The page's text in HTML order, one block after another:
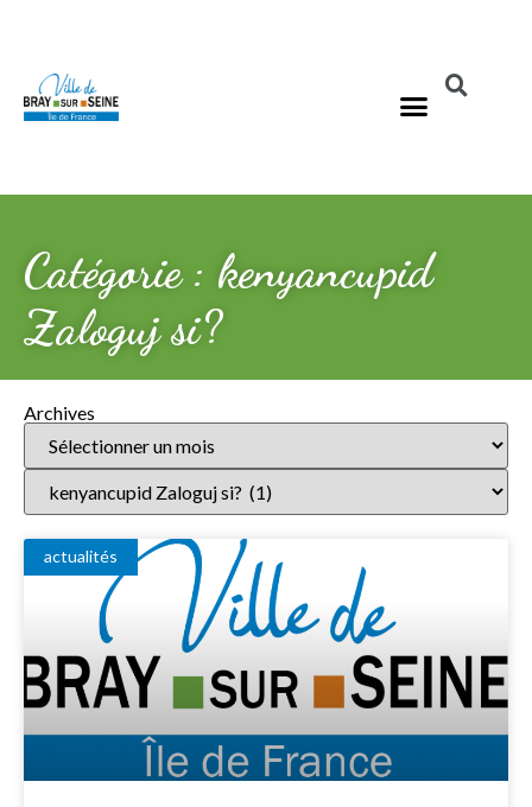
Catégorie : kenyancupid
Zaloguj si?
Archives
actualités